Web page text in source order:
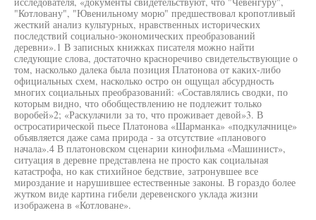
"Котловану", "Ювенильному морю" предшествовал кропотливый
жесткий анализ культурных, нравственных исторических
последствий социально-экономических преобразований
деревни».1 В записных книжках писателя можно найти
следующие слова, достаточно красноречиво свидетельствующие о
том, насколько далека была позиция Платонова от каких-либо
официальных схем, насколько остро он ощущал абсурдность
многих социальных преобразований: «Составлялись сводки, по
которым видно, что обобществлению не подлежит только
воробей»2; «Раскулачили за то, что проживает девой»3. В
остросатирической пьесе Платонова «Шарманка» «подкулачнице»
объявляется даже сама природа - за отсутствие «планового
начала».4 В платоновском сценарии кинофильма «Машинист»,
ситуация в деревне представлена не просто как социальная
катастрофа, но как стихийное бедствие, затронувшее все
мироздание и нарушившее естественные законы. В гораздо более
жутком виде картина гибели деревенского уклада жизни
изображена в «Котловане».